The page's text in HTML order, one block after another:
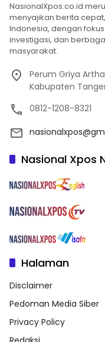
NasionalXpos.co.id
menyajikan berita
Indonesia, dengan
investigasi, dan
masyarakat.
Perum Griya
Kabupaten
0812-1208-8321
Nasional Xpos
Halaman
Disclaimer
Pedoman Media Siber
Privacy Policy